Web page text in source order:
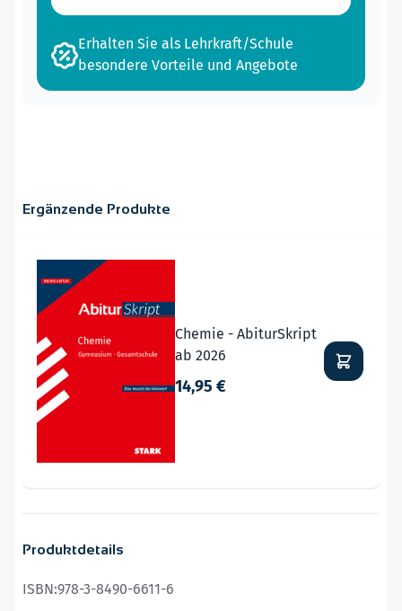
Erhalten Sie als Lehrkraft/Schule
besondere Vorteile und Angebote
Ergänzende Produkte
Chemie - AbiturSkript
ab 2026
14,95 €
Produktdetails
ISBN:978-3-8490-6611-6